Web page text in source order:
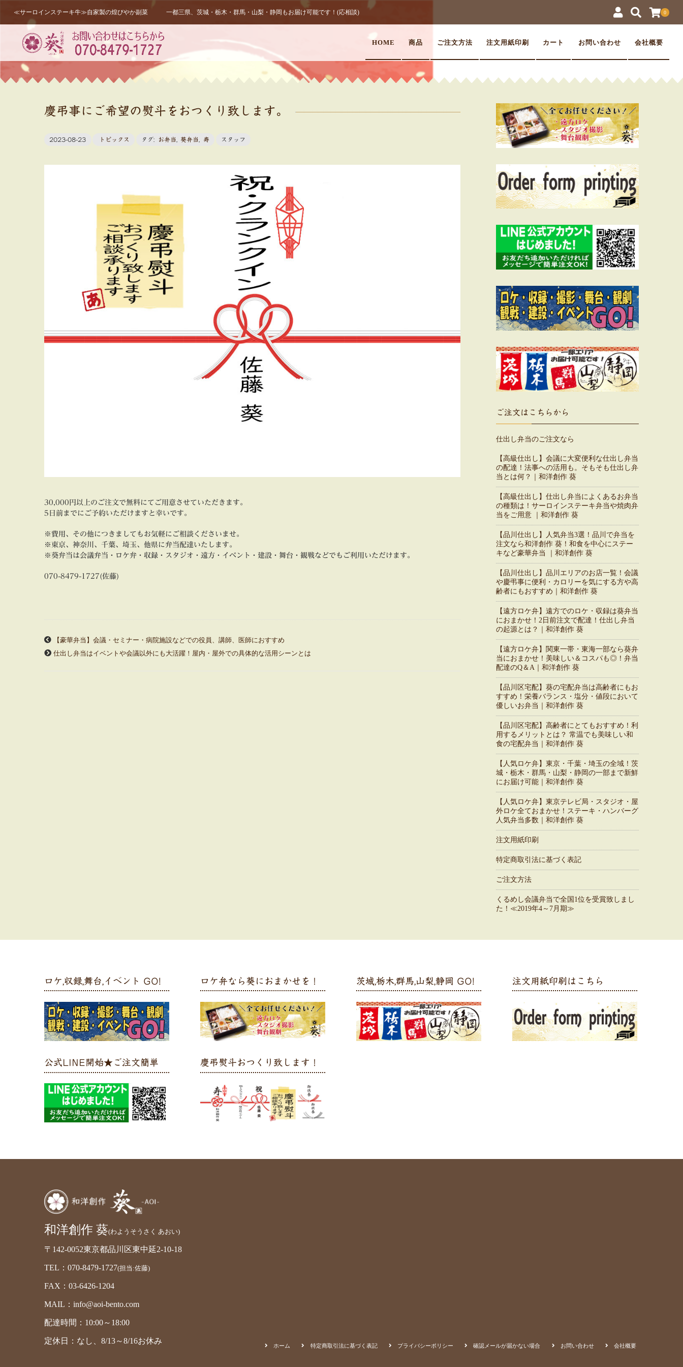
0
HOME 商品 ご注文方法 注文用紙印刷 カート お問い合わせ 会社概要
≪サーロインステーキ牛≫自家製の煌びやか副菜 一都三県、茨城・栃木・群馬・山梨・静岡もお届け可能です！(応相談)
慶弔事にご希望の熨斗をおつくり致します。
2023-08-23 トピックス タグ: お弁当 葵弁当 寿 スタッフ
30,000円以上のご注文で無料にてご用意させていただきます。
5日前までにご予約いただけますと幸いです。
※費用、その他につきましてもお気軽にご相談くださいませ。
※東京、神奈川、千葉、埼玉、他県に弁当配達いたします。
※葵弁当は会議弁当・ロケ弁・収録・スタジオ・遠方・イベント・建設・舞台・観戦などでもご利用いただけます。
070-8479-1727(佐藤)
【豪華弁当】会議・セミナー・病院施設などでの役員、講師、医師におすすめ
仕出し弁当はイベントや会議以外にも大活躍！屋内・屋外での具体的な活用シーンとは
ご注文はこちらから
仕出し弁当のご注文なら
【高級仕出し】会議に大変便利な仕出し弁当
の配達！法事への活用も。そもそも仕出し弁
当とは何？｜和洋創作 葵
【高級仕出し】仕出し弁当によくあるお弁当
の種類は！サーロインステーキ弁当や焼肉弁
当をご用意 ｜和洋創作 葵
【品川仕出し】人気弁当3選！品川で弁当を
注文なら和洋創作 葵！和食を中心にステー
キなど豪華弁当 ｜和洋創作 葵
【品川仕出し】品川エリアのお店一覧！会議
や慶弔事に便利・カロリーを気にする方や高
齢者にもおすすめ｜和洋創作 葵
【遠方ロケ弁】遠方でのロケ・収録は葵弁当
におまかせ！2日前注文で配達！仕出し弁当
の起源とは？｜和洋創作 葵
【遠方ロケ弁】関東一帯・東海一部なら葵弁
当におまかせ！美味しい＆コスパも◎！弁当
配達のQ＆A｜和洋創作 葵
【品川区宅配】葵の宅配弁当は高齢者にもお
すすめ！栄養バランス・塩分・値段において
優しいお弁当｜和洋創作 葵
【品川区宅配】高齢者にとてもおすすめ！利
用するメリットとは？ 常温でも美味しい和
食の宅配弁当｜和洋創作 葵
【人気ロケ弁】東京・千葉・埼玉の全域！茨
城・栃木・群馬・山梨・静岡の一部まで新鮮
にお届け可能｜和洋創作 葵
【人気ロケ弁】東京テレビ局・スタジオ・屋
外ロケ全ておまかせ！ステーキ・ハンバーグ
人気弁当多数｜和洋創作 葵
注文用紙印刷
特定商取引法に基づく表記
ご注文方法
くるめし会議弁当で全国1位を受賞致しまし
た！≪2019年4～7月期≫
ロケ,収録,舞台,イベント GO! ロケ弁なら葵におまかせを！ 茨城,栃木,群馬,山梨,静岡 GO! 注文用紙印刷はこちら
公式LINE開始★ご注文簡単 慶弔熨斗おつくり致します！
和洋創作 葵(わようそうさく あおい)
〒142-0052東京都品川区東中延2-10-18
TEL：070-8479-1727(担当:佐藤)
FAX：03-6426-1204
MAIL：info@aoi-bento.com
配達時間：10:00～18:00
定休日：なし、8/13～8/16お休み
ホーム 特定商取引法に基づく表記 プライバシーポリシー 確認メールが届かない場合 お問い合わせ 会社概要